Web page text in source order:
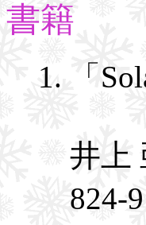
書籍
「
井上
824-